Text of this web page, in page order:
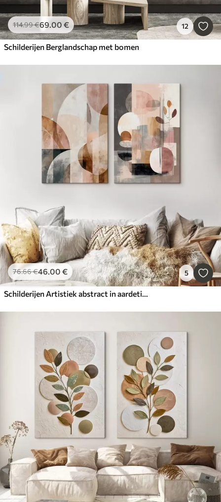
114.99€69.00 € 12
Schilderijen Berglandschap met bomen
76.66€46.00 € 5
Schilderijen Artistiek abstract in aardetinten met een structuureffect